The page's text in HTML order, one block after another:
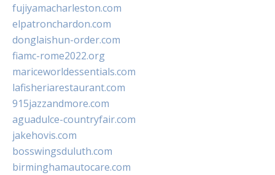
fujiyamacharleston.com
elpatronchardon.com
donglaishun-order.com
fiamc-rome2022.org
mariceworldessentials.com
lafisheriarestaurant.com
915jazzandmore.com
aguadulce-countryfair.com
jakehovis.com
bosswingsduluth.com
birminghamautocare.com